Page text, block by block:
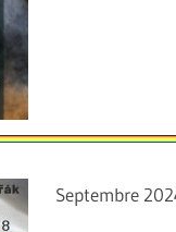
Septembre